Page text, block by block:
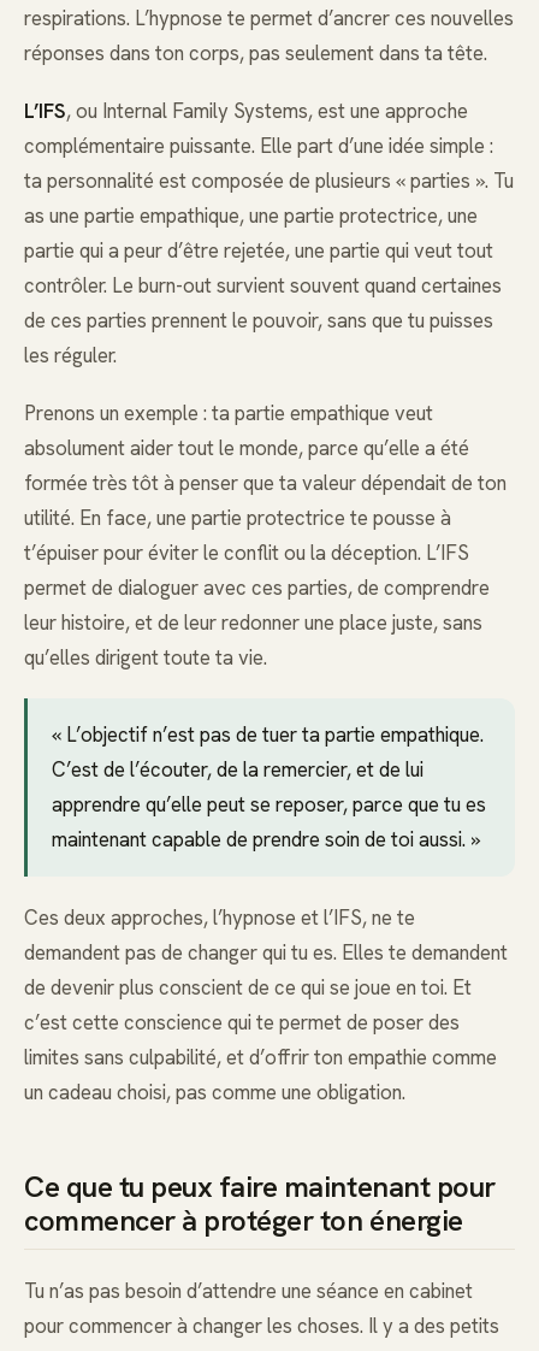
respirations. L’hypnose te permet d’ancrer ces nouvelles
réponses dans ton corps, pas seulement dans ta tête.
L’IFS, ou Internal Family Systems, est une approche
complémentaire puissante. Elle part d’une idée simple :
ta personnalité est composée de plusieurs « parties ». Tu
as une partie empathique, une partie protectrice, une
partie qui a peur d’être rejetée, une partie qui veut tout
contrôler. Le burn-out survient souvent quand certaines
de ces parties prennent le pouvoir, sans que tu puisses
les réguler.
Prenons un exemple : ta partie empathique veut
absolument aider tout le monde, parce qu’elle a été
formée très tôt à penser que ta valeur dépendait de ton
utilité. En face, une partie protectrice te pousse à
t’épuiser pour éviter le conflit ou la déception. L’IFS
permet de dialoguer avec ces parties, de comprendre
leur histoire, et de leur redonner une place juste, sans
qu’elles dirigent toute ta vie.
« L’objectif n’est pas de tuer ta partie empathique.
C’est de l’écouter, de la remercier, et de lui
apprendre qu’elle peut se reposer, parce que tu es
maintenant capable de prendre soin de toi aussi. »
Ces deux approches, l’hypnose et l’IFS, ne te
demandent pas de changer qui tu es. Elles te demandent
de devenir plus conscient de ce qui se joue en toi. Et
c’est cette conscience qui te permet de poser des
limites sans culpabilité, et d’offrir ton empathie comme
un cadeau choisi, pas comme une obligation.
Ce que tu peux faire maintenant pour
commencer à protéger ton énergie
Tu n’as pas besoin d’attendre une séance en cabinet
pour commencer à changer les choses. Il y a des petits